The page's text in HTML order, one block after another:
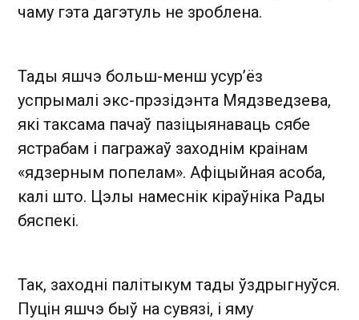
чаму гэта дагэтуль не зроблена.
Тады яшчэ больш-менш усур’ёз
успрымалі экс-прэзідэнта Мядзведзева,
які таксама пачаў пазіцыянаваць сябе
ястрабам і пагражаў заходнім краінам
«ядзерным попелам». Афіцыйная асоба,
калі што. Цэлы намеснік кіраўніка Рады
бяспекі.
Так, заходні палітыкум тады ўздрыгнуўся.
Пуцін яшчэ быў на сувязі, і яму